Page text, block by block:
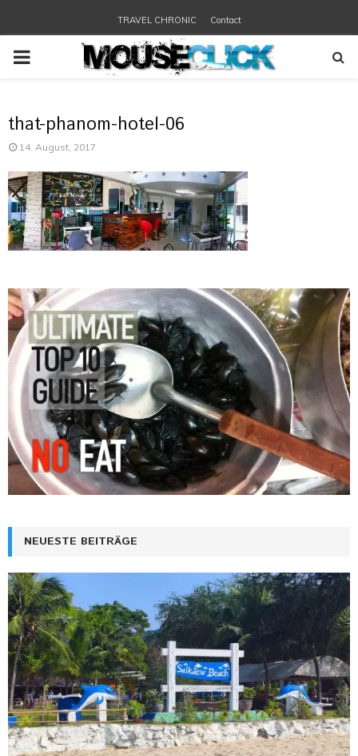
TRAVEL CHRONIC Contact
PRIMARY
that-phanom-hotel-06
14. August, 2017
NEUESTE BEITRÄGE